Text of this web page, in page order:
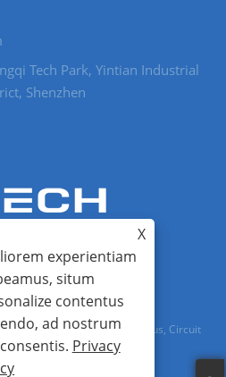
Tech Park, Yintian Industrial
Shenzhen
Tech Co., Ltd. - PCB Conventus, Circuit
X
experientiam
situm
contentus
ad nostrum
Privacy